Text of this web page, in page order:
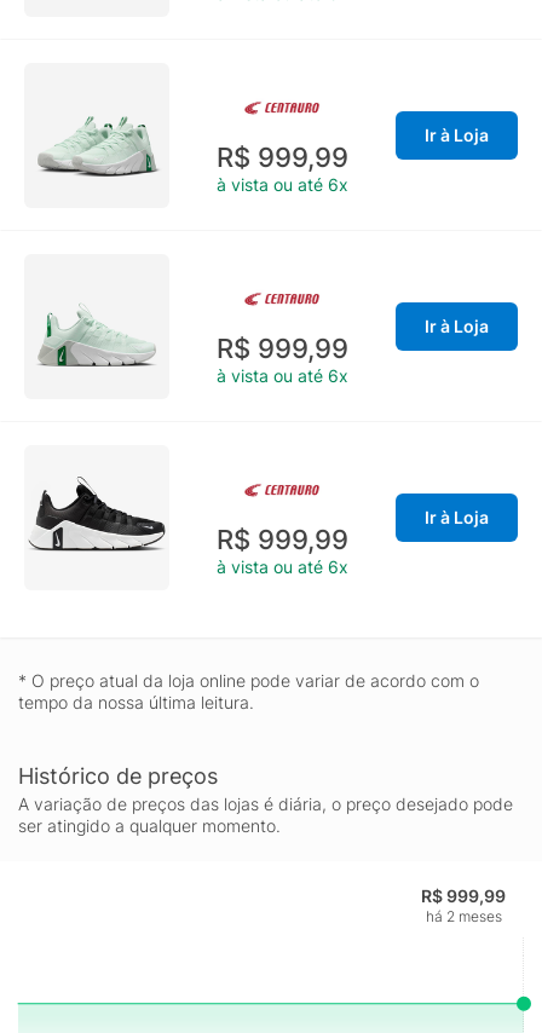
R$ 999,99
à vista ou até 6x
Ir à Loja
R$ 999,99
à vista ou até 6x
Ir à Loja
R$ 999,99
à vista ou até 6x
Ir à Loja
* O preço atual da loja online pode variar de acordo com o
tempo da nossa última leitura.
Histórico de preços
A variação de preços das lojas é diária, o preço desejado pode
ser atingido a qualquer momento.
R$ 999,99
há 2 meses